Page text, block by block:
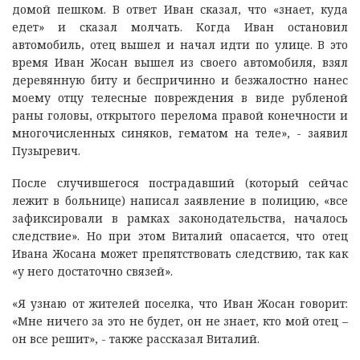
домой пешком. В ответ Иван сказал, что «знает, куда
едет» и сказал молчать. Когда Иван остановил
автомобиль, отец вышел и начал идти по улице. В это
время Иван Жосан вышел из своего автомобиля, взял
деревянную биту и беспричинно и безжалостно нанес
моему отцу телесные повреждения в виде рубленой
раны головы, открытого перелома правой конечности и
многочисленных синяков, гематом на теле», - заявил
Пузыревич.
После случившегося пострадавший (который сейчас
лежит в больнице) написал заявление в полицию, «все
зафиксировали в рамках законодательства, началось
следствие». Но при этом Виталий опасается, что отец
Ивана Жосана может препятствовать следствию, так как
«у него достаточно связей».
«Я узнаю от жителей поселка, что Иван Жосан говорит:
«Мне ничего за это не будет, он не знает, кто мой отец –
он все решит», - также рассказал Виталий.